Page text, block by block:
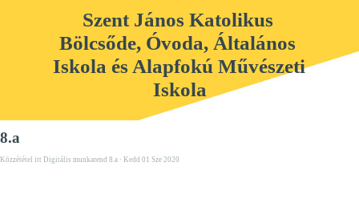
Szent János Katolikus
Bölcsőde, Óvoda, Általános
Iskola és Alapfokú Művészeti
Iskola
8.a
Közzététel itt Digitális munkarend 8.a · Kedd 01 Sze 2020